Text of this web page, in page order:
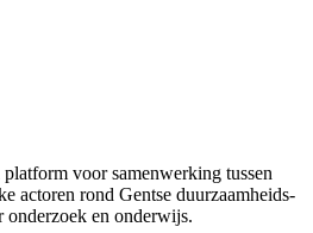
platform voor samenwerking tussen
actoren rond Gentse duurzaamheids­
en onderwijs.